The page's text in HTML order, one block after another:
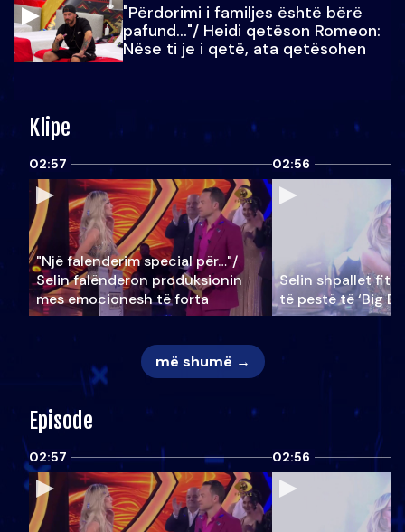
"Përdorimi i familjes është bërë
pafund…"/ Heidi qetëson Romeon:
Nëse ti je i qetë, ata qetësohen
Klipe
02:57
"Një falenderim special për…"/
Selin falënderon produksionin
mes emocionesh të forta
02:56
Selin shpallet
të pestë të ‘Big
më shumë →
Episode
02:57 02:56